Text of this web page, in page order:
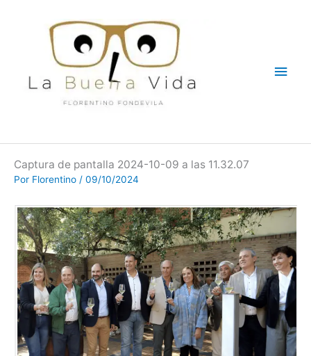
Captura de pantalla 2024-10-09 a las 11.32.07
Por Florentino / 09/10/2024